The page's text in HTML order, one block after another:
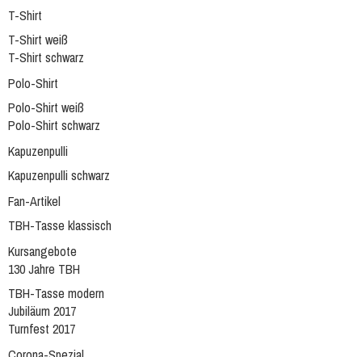
T-Shirt
T-Shirt weiß
T-Shirt schwarz
Polo-Shirt
Polo-Shirt weiß
Polo-Shirt schwarz
Kapuzenpulli
Kapuzenpulli schwarz
Fan-Artikel
TBH-Tasse klassisch
Kursangebote
130 Jahre TBH
TBH-Tasse modern
Jubiläum 2017
Turnfest 2017